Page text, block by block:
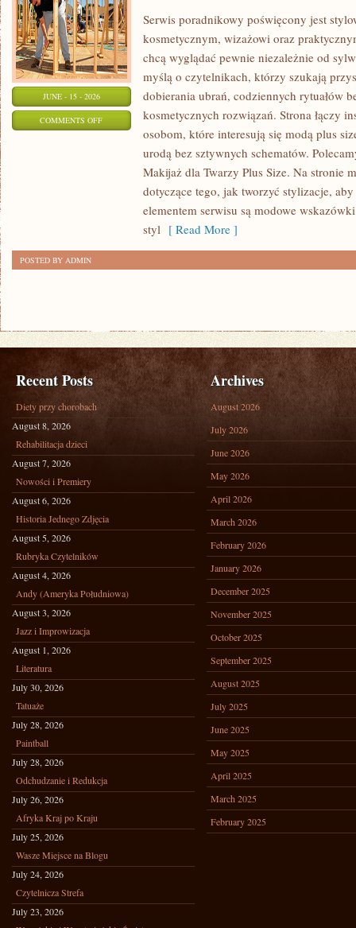
JUNE - 15 - 2026
COMMENTS OFFON
Serwis poradnikowy poświęcony jest
kosmetycznym, wizażowi oraz
chcą wyglądać pewnie niezależnie od
myślą o czytelnikach, którzy szukają
dobierania ubrań, codziennych rytuałów
kosmetycznych rozwiązań. Strona łączy
osobom, które interesują się modą plus
urodą bez sztywnych schematów.
Makijaż dla Twarzy Plus Size. Na stronie
dotyczące tego, jak tworzyć stylizacje,
elementem serwisu są modowe
styl [ Read More ]
POSTED BY ADMIN
Recent Posts
Diety przy chorobach
August 8, 2026
Rehabilitacja dzieci
August 7, 2026
Nowości i Premiery
August 6, 2026
Historia Jednego Zdjęcia
August 5, 2026
Rubryka Czytelników
August 4, 2026
Andy (Ameryka Południowa)
August 3, 2026
Jazz i Improwizacja
August 1, 2026
Literatura
July 30, 2026
Tatuaże
July 28, 2026
Paintball
July 28, 2026
Odchudzanie i Redukcja
July 26, 2026
Afryka Kraj po Kraju
July 25, 2026
Wasze Miejsce na Blogu
July 24, 2026
Czytelnicza Strefa
July 23, 2026
Archives
August 2026
July 2026
June 2026
May 2026
April 2026
March 2026
February 2026
January 2026
December 2025
November 2025
October 2025
September 2025
August 2025
July 2025
June 2025
May 2025
April 2025
March 2025
February 2025